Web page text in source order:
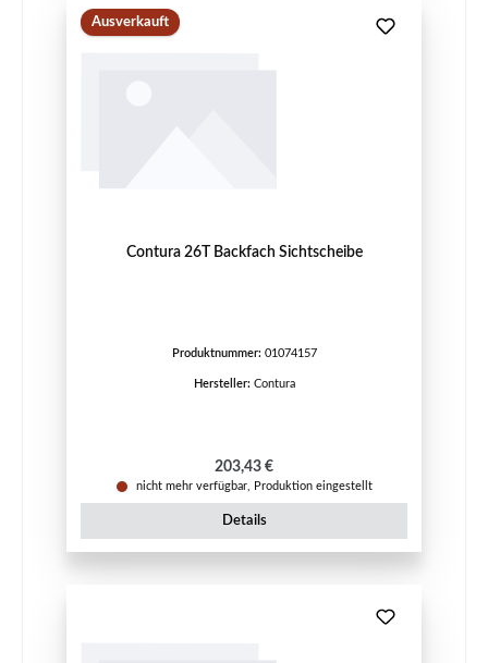
Ausverkauft
Contura 26T Backfach Sichtscheibe
Produktnummer: 01074157
Hersteller: Contura
Regulärer Preis:
203,43 €
nicht mehr verfügbar, Produktion eingestellt
Details